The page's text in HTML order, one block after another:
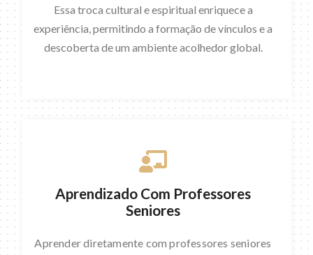
Essa troca cultural e espiritual enriquece a
experiência, permitindo a formação de vínculos e a
descoberta de um ambiente acolhedor global.
Aprendizado Com Professores
Seniores
Aprender diretamente com professores seniores